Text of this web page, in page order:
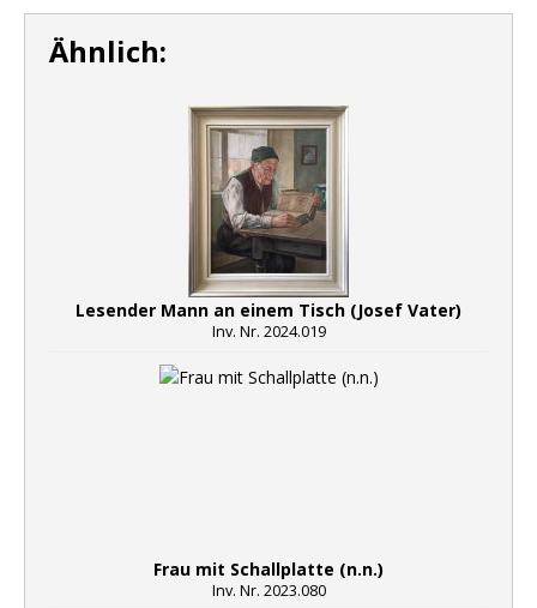
Ähnlich:
Lesender Mann an einem Tisch (Josef Vater)
Inv. Nr. 2024.019
Frau mit Schallplatte (n.n.)
Inv. Nr. 2023.080